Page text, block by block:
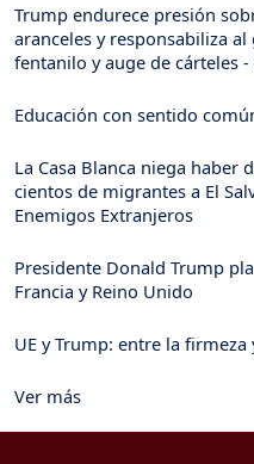
Trump endurece presión
aranceles y responsabiliza
fentanilo y auge de cárteles
Educación con sentido
La Casa Blanca niega haber
cientos de migrantes a El
Enemigos Extranjeros
Presidente Donald Trump
Francia y Reino Unido
UE y Trump: entre la firmeza
Ver más